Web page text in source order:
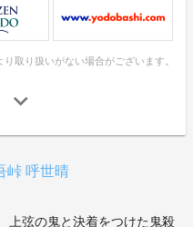
り取り扱いがない場合がございます。
峠 呼世晴
上弦の鬼と決着をつけた鬼殺